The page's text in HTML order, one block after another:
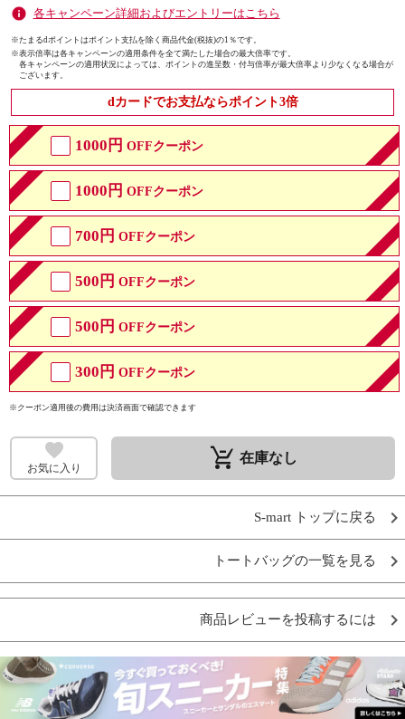
各キャンペーン詳細およびエントリーはこちら
※たまるdポイントはポイント支払を除く商品代金(税抜)の1％です。
※表示倍率は各キャンペーンの適用条件を全て満たした場合の最大倍率です。
各キャンペーンの適用状況によっては、ポイントの進呈数・付与倍率が最大倍率より少なくなる場合が
ございます。
dカードでお支払ならポイント3倍
1000円 OFFクーポン
1000円 OFFクーポン
700円 OFFクーポン
500円 OFFクーポン
500円 OFFクーポン
300円 OFFクーポン
※クーポン適用後の費用は決済画面で確認できます
お気に入り remove_shopping_cart 在庫なし
S-mart トップに戻る
トートバッグの一覧を見る
商品レビューを投稿するには